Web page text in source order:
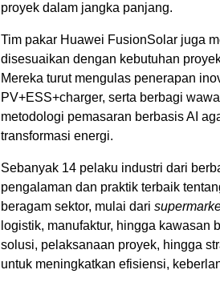
proyek dalam jangka panjang.
Tim pakar Huawei FusionSolar juga
disesuaikan dengan kebutuhan
Mereka turut mengulas penerapan
PV+ESS+charger, serta berbagi
metodologi pemasaran berbasis AI
transformasi energi.
Sebanyak 14 pelaku industri dari
pengalaman dan praktik terbaik
beragam sektor, mulai dari
logistik, manufaktur, hingga kawasan
solusi, pelaksanaan proyek, hingga
untuk meningkatkan efisiensi,